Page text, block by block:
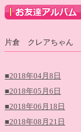
片倉 クレアちゃん
■2018年04月8日
■2018年05月6日
■2018年06月18日
■2018年08月21日